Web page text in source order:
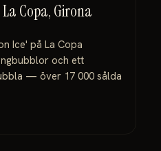
Copa, Girona
Ice' på La Copa
och ett
— över 17 000 sålda